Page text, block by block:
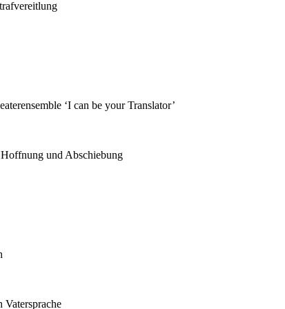
‘I can be your Translator’
und Abschiebung
Vatersprache